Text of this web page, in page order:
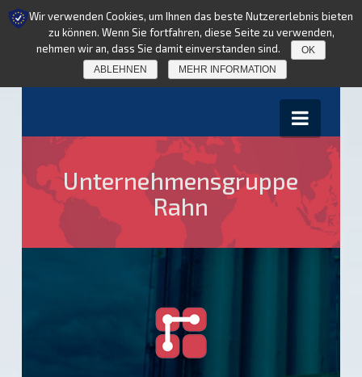
Unternehmensgruppe
Rahn
Wir verwenden Cookies, um Ihnen das beste Nutzererlebnis bieten
zu können. Wenn Sie fortfahren, diese Seite zu verwenden,
nehmen wir an, dass Sie damit einverstanden sind.
OK
ABLEHNEN
MEHR INFORMATION